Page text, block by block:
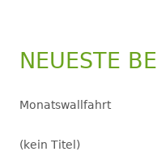
NEUESTE
Monatswallfahrt
(kein Titel)